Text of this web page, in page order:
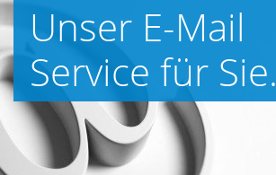
Unser E-Mail
Service für Sie.